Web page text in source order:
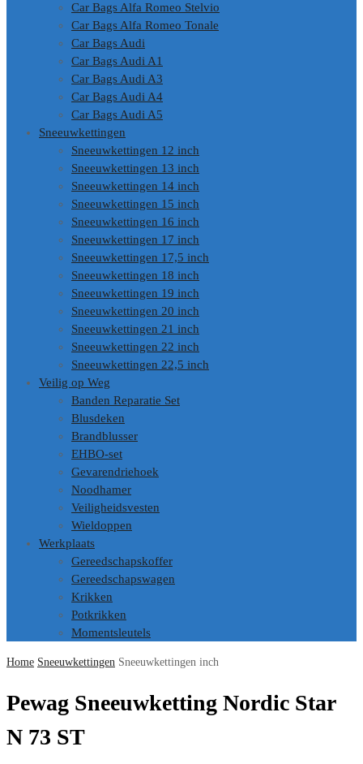
Car Bags Alfa Romeo Stelvio
Car Bags Alfa Romeo Tonale
Car Bags Audi
Car Bags Audi A1
Car Bags Audi A3
Car Bags Audi A4
Car Bags Audi A5
Sneeuwkettingen
Sneeuwkettingen 12 inch
Sneeuwkettingen 13 inch
Sneeuwkettingen 14 inch
Sneeuwkettingen 15 inch
Sneeuwkettingen 16 inch
Sneeuwkettingen 17 inch
Sneeuwkettingen 17,5 inch
Sneeuwkettingen 18 inch
Sneeuwkettingen 19 inch
Sneeuwkettingen 20 inch
Sneeuwkettingen 21 inch
Sneeuwkettingen 22 inch
Sneeuwkettingen 22,5 inch
Veilig op Weg
Banden Reparatie Set
Blusdeken
Brandblusser
EHBO-set
Gevarendriehoek
Noodhamer
Veiligheidsvesten
Wieldoppen
Werkplaats
Gereedschapskoffer
Gereedschapswagen
Krikken
Potkrikken
Momentsleutels
Home Sneeuwkettingen Sneeuwkettingen inch
Pewag Sneeuwketting Nordic Star
N 73 ST